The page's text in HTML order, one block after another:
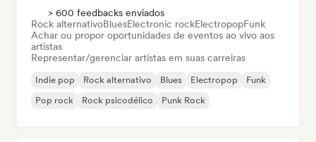
> 600 feedbacks enviados
Rock alternativoBluesElectronic rockElectropopFunk
Achar ou propor oportunidades de eventos ao vivo aos
artistas
Representar/gerenciar artistas em suas carreiras
Indie pop Rock alternativo Blues Electropop
Funk
Pop rock
Rock psicodélico Punk Rock